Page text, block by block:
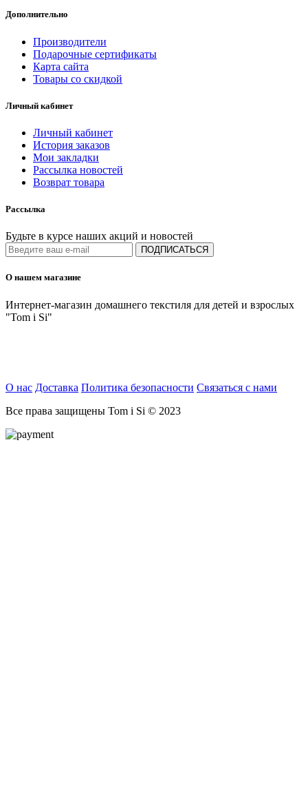
Дополнительно
Производители
Подарочные сертификаты
Карта сайта
Товары со скидкой
Личный кабинет
Личный кабинет
История заказов
Мои закладки
Рассылка новостей
Возврат товара
Рассылка
Будьте в курсе наших акций и новостей
ПОДПИСАТЬСЯ
О нашем магазине
Интернет-магазин домашнего текстиля для детей и взрослых
"Tom i Si"
О нас Доставка Политика безопасности Связаться с нами
Все права защищены Tom i Si © 2023